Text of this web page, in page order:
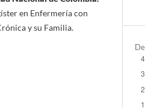
en Enfermería con
y su Familia.